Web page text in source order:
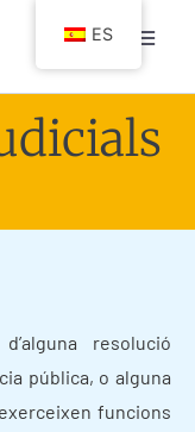
resolució
pública, o alguna
funcions
ES